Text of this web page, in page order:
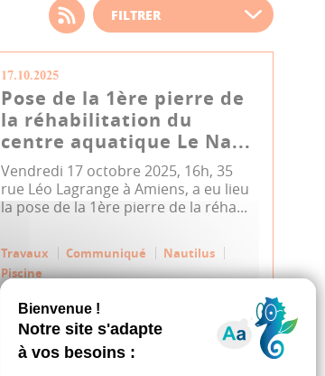
Choisissez votre filtre
d'actualité
17.10.2025
Pose de la 1ère pierre de
la réhabilitation du
centre aquatique Le Na...
Vendredi 17 octobre 2025, 16h, 35
rue Léo Lagrange à Amiens, a eu lieu
la pose de la 1ère pierre de la réha...
Travaux Communiqué
Nautilus
Piscine
27.11.2024